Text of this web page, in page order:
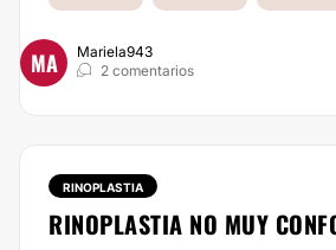
MA
Mariela943
2 comentarios
RINOPLASTIA
RINOPLASTIA NO MUY